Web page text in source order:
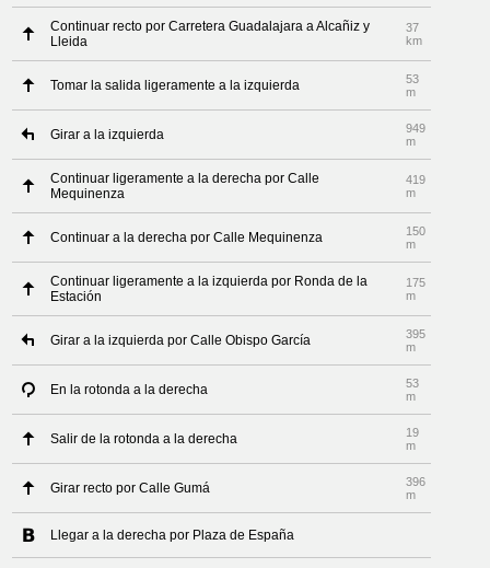
Continuar recto por Carretera Guadalajara a Alcañiz y
Lleida
37
km
Tomar la salida ligeramente a la izquierda
53
m
Girar a la izquierda
949
m
Continuar ligeramente a la derecha por Calle
Mequinenza
419
m
Continuar a la derecha por Calle Mequinenza
150
m
Continuar ligeramente a la izquierda por Ronda de la
Estación
175
m
Girar a la izquierda por Calle Obispo García
395
m
En la rotonda a la derecha
53
m
Salir de la rotonda a la derecha
19
m
Girar recto por Calle Gumá
396
m
Llegar a la derecha por Plaza de España